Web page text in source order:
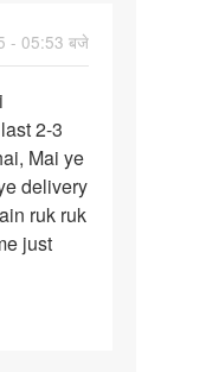
- 05:53 बजे
2-3
Mai ye
delivery
ruk ruk
just